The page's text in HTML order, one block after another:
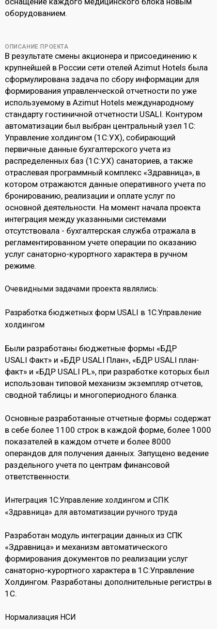
оборудованием.
ОПИСАНИЕ ПРОЕКТА
В результате смены акционера и присоединению к
крупнейшей в России сети отелей Azimut Hotels была
сформулирована задача по сбору информации для
формирования управленческой отчетности по уже
используемому в Azimut Hotels международному
стандарту гостиничной отчетности USALI. Контуром
автоматизации был выбран центральный узел 1С:
Управление холдингом (1С:УХ), собирающий
первичные данные бухгалтерского учета из
распределенных баз (1С:УХ) санаториев, а также
отраслевая программный комплекс «Здравница», в
котором отражаются данные оперативного учета по
бронированию, реализации и оплате услуг по
основной деятельности. На момент начала проекта
интеграция между указанными системами
отсутствовала - бухгалтерская служба отражала в
регламентированном учете операции по оказанию
услуг санаторно-курортного характера в ручном
режиме.
Очевидными задачами проекта являлись:
Разработка бюджетных форм USALI в 1С:Управление
холдингом
Были разработаны бюджетные формы «БДР
USALI Факт» и «БДР USALI План», «БДР USALI план-
факт» и «БДР USALI PL», при разработке которых был
использован типовой механизм экземпляр отчетов,
сводной таблицы и многопериодного бланка.
Основные разработанные отчетные формы содержат
в себе более 1100 строк в каждой форме, более 1000
показателей в каждом отчете и более 8000
операндов для получения данных. Запущено ведение
раздельного учета по центрам финансовой
ответственности.
Интеграция 1С:Управление холдингом и СПК
«Здравница» для автоматизации ручного труда
Разработан модуль интеграции данных из СПК
«Здравница» и механизм автоматического
формирования документов по реализации услуг
санаторно-курортного характера в 1С:Управление
Холдингом. Разработаны дополнительные регистры в
1С.
Нормализация НСИ